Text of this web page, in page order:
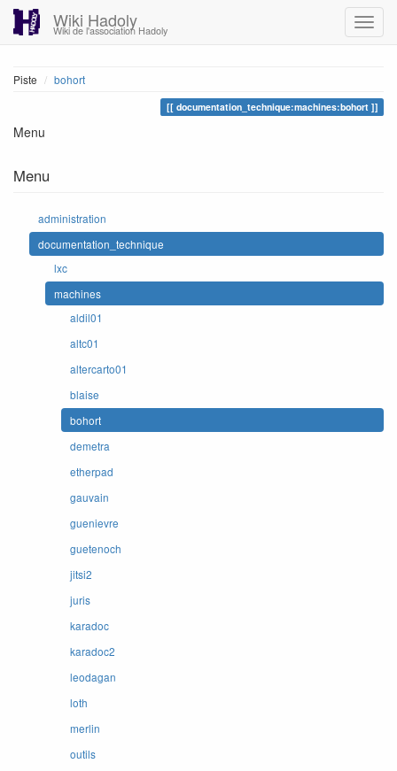
Wiki Hadoly
Wiki de l'association Hadoly
Piste bohort
documentation_technique:machines:bohort
Menu
Menu
administration
documentation_technique
lxc
machines
aldil01
altc01
altercarto01
blaise
bohort
demetra
etherpad
gauvain
guenievre
guetenoch
jitsi2
juris
karadoc
karadoc2
leodagan
loth
merlin
outils